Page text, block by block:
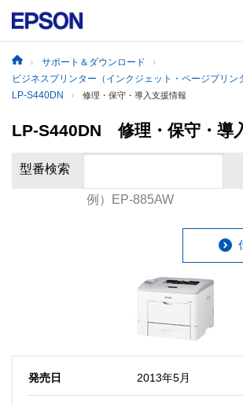
サポート＆ダウンロード
ビジネスプリンター（インクジェット・ページプリン
LP-S440DN
修理・保守・導入支援情報
LP-S440DN 修理・保守・導
型番検索
例）EP-885AW
発売日 2013年5月